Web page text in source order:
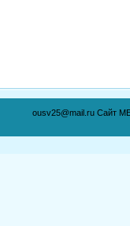
ousv25@mail.ru Сайт